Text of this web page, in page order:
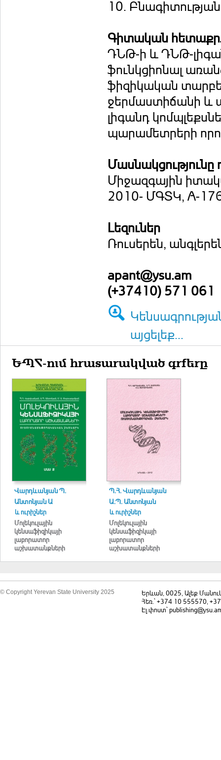
10.
Գիտական
ԴՆԹ-ի և ԴՆԹ-
ֆունկցիոնալ
ֆիզիկական
ջերմաստիճանի և
լիգանդ
‎պարամետրերի
Մասնակցությունը
Միջազգային
2010- ՄԳՏԿ, A-
Լեզուներ
Ռուսերեն,
apant@ysu.am
(+37410) 571 061
այցելեք...
ԵՊՀ-ում հրատարակված գրքերը
Վարդևանյան Պ.
Անտոնյան Ա
և ուրիշներ
Մոլեկուլային
կենսաֆիզիկայի
լաբորատոր
աշխատանքների
ձեռնարկ
Պ.Հ. Վարդևանյան
Ա.Պ. Անտոնյան
և ուրիշներ
Մոլեկուլային
կենսաֆիզիկայի
լաբորատոր
աշխատանքների
ձեռնարկ
© Copyright Yerevan State University 2025
Երևան, 0025, Ալեք
Հեռ.` +374 10 555570,
Էլ.փոստ`